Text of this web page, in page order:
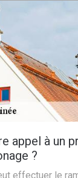
appel à un
?
effectuer le